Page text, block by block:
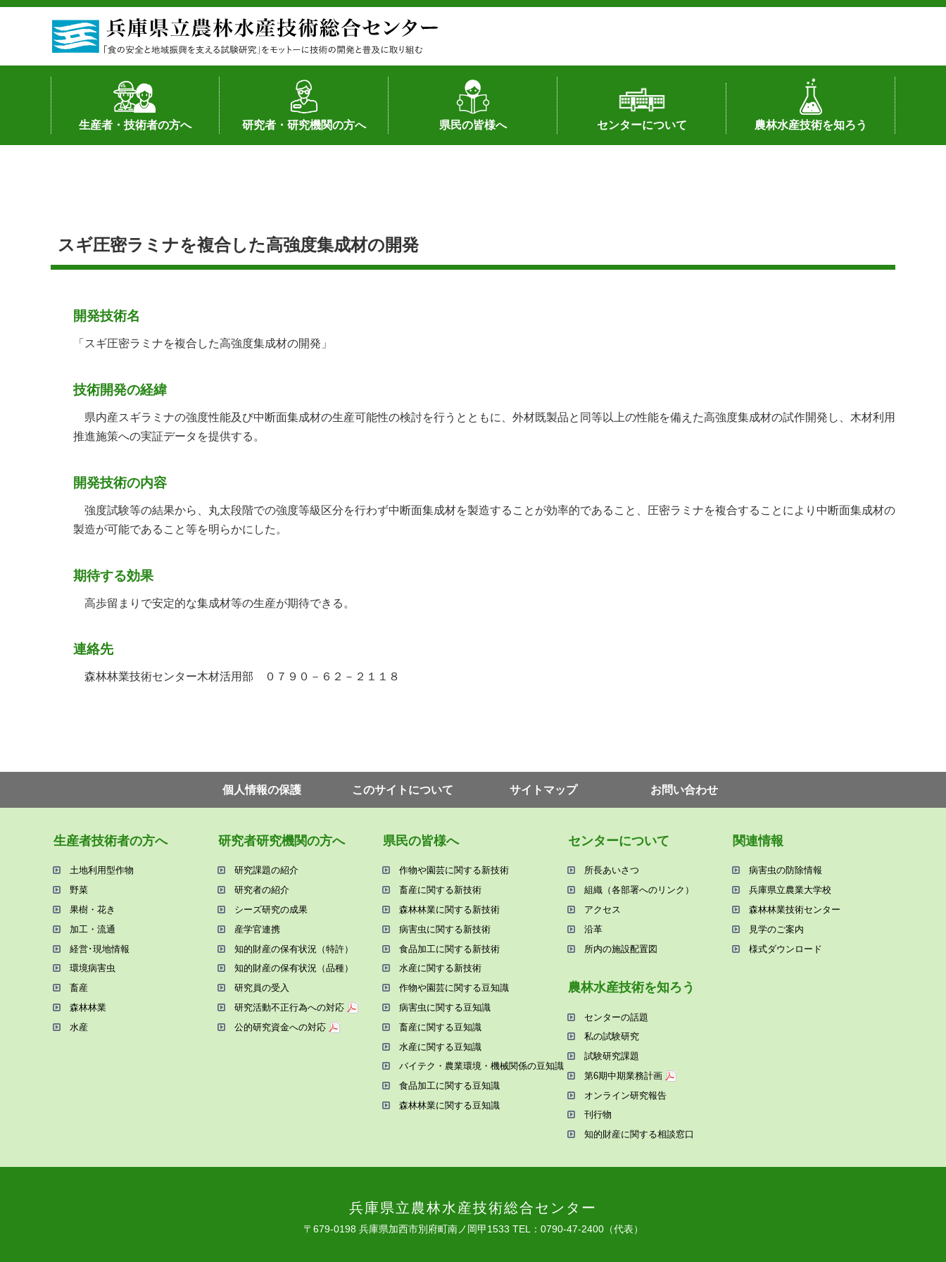
生産者・技術者の方へ
土地利用型作物
野菜
果樹・花き
加工・流通
経営･現地情報
環境病害虫
畜産
森林林業
水産
基幹種雄牛の紹介
研究者・研究機関の方へ
研究者の紹介
シーズ研究の成果
産学官連携
知的財産の保有状況（特許）
知的財産の保有状況（品種）
研究員の受入
研究活動不正行為への対応
公的研究資金への対応
県民の皆様へ
作物や園芸に関する新技術
畜産に関する新技術
森林林業に関する新技術
病害虫に関する新技術
食品加工に関する新技術
水産に関する新技術
作物や園芸に関する豆知識
病害虫に関する豆知識
畜産に関する豆知識
水産に関する豆知識
バイテク・農業環境・機械関係
食品加工に関する豆知識
森林林業に関する豆知識
センターについて
所長あいさつ
組織（各部署へのリンク）
アクセス
沿革
所内の施設配置図
農林水産技術を知ろう
センターの話題
私の試験研究
試験研究課題
第6期中期業務計画
オンライン研究報告
刊行物
知的財産に関する相談窓口
スギ圧密ラミナを複合した高強度集成材の開発
開発技術名
「スギ圧密ラミナを複合した高強度集成材の開発」
技術開発の経緯
県内産スギラミナの強度性能及び中断面集成材の生産可能性の検討を行うとともに、外材既製品と同等以上の性能を備えた高強度集成材の試作開発し、木材利用
推進施策への実証データを提供する。
開発技術の内容
強度試験等の結果から、丸太段階での強度等級区分を行わず中断面集成材を製造することが効率的であること、圧密ラミナを複合することにより中断面集成材の
製造が可能であること等を明らかにした。
期待する効果
高歩留まりで安定的な集成材等の生産が期待できる。
連絡先
森林林業技術センター木材活用部 ０７９０－６２－２１１８
個⼈情報の保護 このサイトについて サイトマップ お問い合わせ
⽣産者技術者の⽅へ
⼟地利⽤型作物
野菜
果樹・花き
加⼯・流通
経営･現地情報
環境病害⾍
畜産
森林林業
⽔産
研究者研究機関の⽅へ
研究課題の紹介
研究者の紹介
シーズ研究の成果
産学官連携
知的財産の保有状況（特許）
知的財産の保有状況（品種）
研究員の受⼊
研究活動不正⾏為への対応
公的研究資金への対応
県⺠の皆様へ
作物や園芸に関する新技術
畜産に関する新技術
森林林業に関する新技術
病害⾍に関する新技術
⾷品加⼯に関する新技術
⽔産に関する新技術
作物や園芸に関する⾖知識
病害⾍に関する⾖知識
畜産に関する⾖知識
⽔産に関する⾖知識
バイテク・農業環境・機械関係の⾖知識
⾷品加⼯に関する⾖知識
森林林業に関する⾖知識
センターについて
所⻑あいさつ
組織（各部署へのリンク）
アクセス
沿⾰
所内の施設配置図
農林⽔産技術を知ろう
センターの話題
私の試験研究
試験研究課題
第6期中期業務計画
オンライン研究報告
刊⾏物
知的財産に関する相談窓⼝
関連情報
病害⾍の防除情報
兵庫県⽴農業⼤学校
森林林業技術センター
⾒学のご案内
様式ダウンロード
兵庫県⽴農林⽔産技術総合センター
〒679-0198 兵庫県加⻄市別府町南ノ岡甲1533 TEL：0790-47-2400（代表）